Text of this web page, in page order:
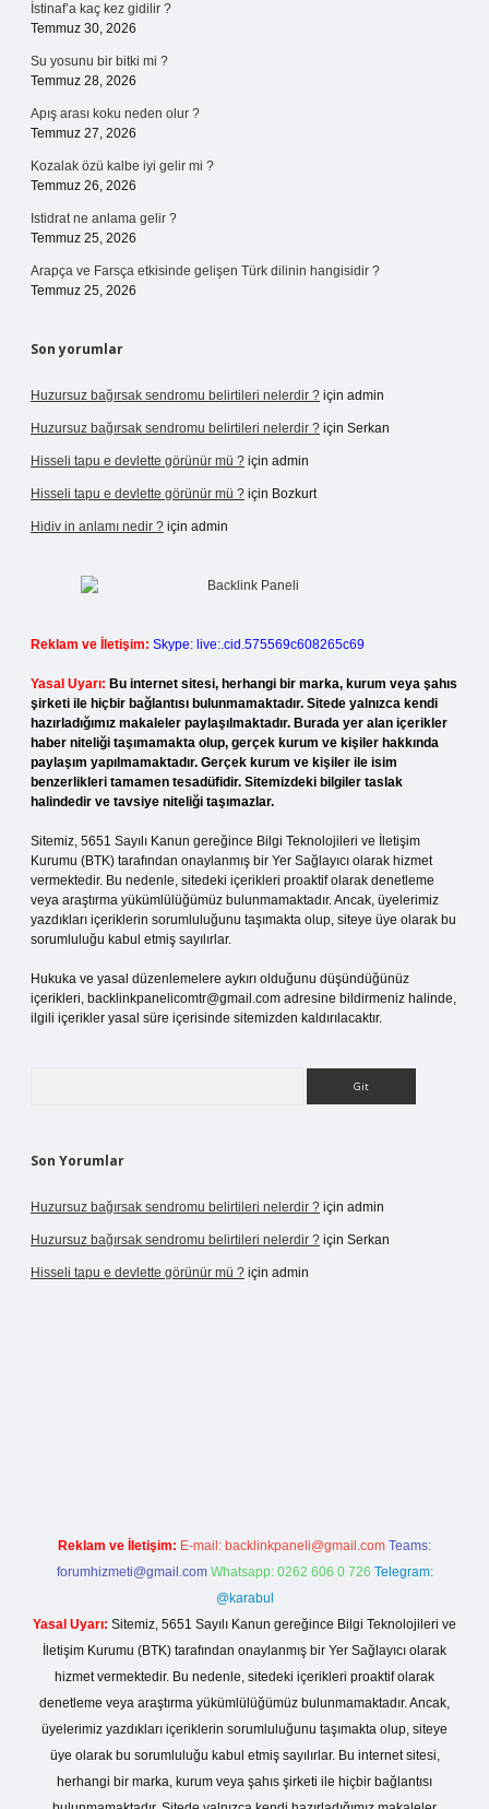
İstinaf’a kaç kez gidilir ?
Temmuz 30, 2026
Su yosunu bir bitki mi ?
Temmuz 28, 2026
Apış arası koku neden olur ?
Temmuz 27, 2026
Kozalak özü kalbe iyi gelir mi ?
Temmuz 26, 2026
Istidrat ne anlama gelir ?
Temmuz 25, 2026
Arapça ve Farsça etkisinde gelişen Türk dilinin hangisidir ?
Temmuz 25, 2026
Son yorumlar
Huzursuz bağırsak sendromu belirtileri nelerdir ? için admin
Huzursuz bağırsak sendromu belirtileri nelerdir ? için Serkan
Hisseli tapu e devlette görünür mü ? için admin
Hisseli tapu e devlette görünür mü ? için Bozkurt
Hidiv in anlamı nedir ? için admin
Reklam ve İletişim: Skype: live:.cid.575569c608265c69
Yasal Uyarı: Bu internet sitesi, herhangi bir marka, kurum veya şahıs
şirketi ile hiçbir bağlantısı bulunmamaktadır. Sitede yalnızca kendi
hazırladığımız makaleler paylaşılmaktadır. Burada yer alan içerikler
haber niteliği taşımamakta olup, gerçek kurum ve kişiler hakkında
paylaşım yapılmamaktadır. Gerçek kurum ve kişiler ile isim
benzerlikleri tamamen tesadüfidir. Sitemizdeki bilgiler taslak
halindedir ve tavsiye niteliği taşımazlar.
Sitemiz, 5651 Sayılı Kanun gereğince Bilgi Teknolojileri ve İletişim
Kurumu (BTK) tarafından onaylanmış bir Yer Sağlayıcı olarak hizmet
vermektedir. Bu nedenle, sitedeki içerikleri proaktif olarak denetleme
veya araştırma yükümlülüğümüz bulunmamaktadır. Ancak, üyelerimiz
yazdıkları içeriklerin sorumluluğunu taşımakta olup, siteye üye olarak bu
sorumluluğu kabul etmiş sayılırlar.
Hukuka ve yasal düzenlemelere aykırı olduğunu düşündüğünüz
içerikleri, backlinkpanelicomtr@gmail.com adresine bildirmeniz halinde,
ilgili içerikler yasal süre içerisinde sitemizden kaldırılacaktır.
Son Yorumlar
Huzursuz bağırsak sendromu belirtileri nelerdir ? için admin
Huzursuz bağırsak sendromu belirtileri nelerdir ? için Serkan
Hisseli tapu e devlette görünür mü ? için admin
Reklam ve İletişim: E-mail: backlinkpaneli@gmail.com Teams:
forumhizmeti@gmail.com Whatsapp: 0262 606 0 726 Telegram:
@karabul
Yasal Uyarı: Sitemiz, 5651 Sayılı Kanun gereğince Bilgi Teknolojileri ve
İletişim Kurumu (BTK) tarafından onaylanmış bir Yer Sağlayıcı olarak
hizmet vermektedir. Bu nedenle, sitedeki içerikleri proaktif olarak
denetleme veya araştırma yükümlülüğümüz bulunmamaktadır. Ancak,
üyelerimiz yazdıkları içeriklerin sorumluluğunu taşımakta olup, siteye
üye olarak bu sorumluluğu kabul etmiş sayılırlar. Bu internet sitesi,
herhangi bir marka, kurum veya şahıs şirketi ile hiçbir bağlantısı